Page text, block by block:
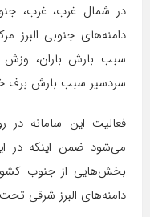
در شمال غرب، غرب،
دامنه‌های جنوبی البرز
سبب بارش باران،
سردسیر سبب بارش برف
فعالیت این سامانه در
می‌شود ضمن اینکه در
بخش‌هایی از جنوب
دامنه‌های البرز شرقی تحت